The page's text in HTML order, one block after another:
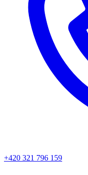
+420 321 796 159